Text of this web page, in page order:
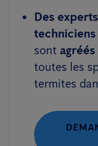
Des
sont
toutes les
termites